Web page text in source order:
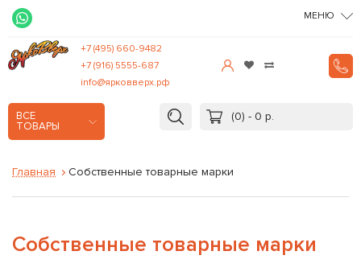
МЕНЮ
+7 (495) 660-9482
+7 (916) 5555-687
info@ярковверх.рф
ВСЕ
ТОВАРЫ
(0) - 0 р.
Главная Собственные товарные марки
Собственные товарные марки